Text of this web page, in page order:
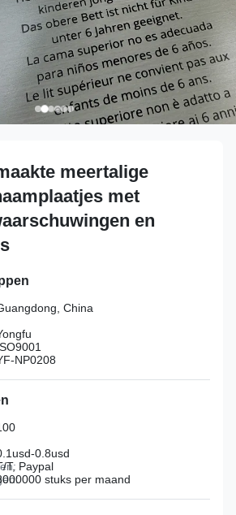
meertalige
met
en
China
NP0208
0.8usd
T, Paypal
stuks per maand